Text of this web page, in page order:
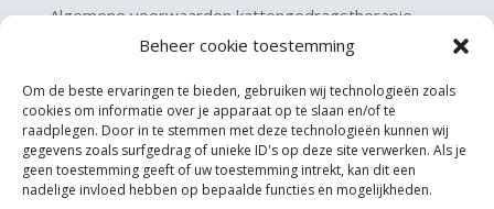
Beheer cookie toestemming
Om de beste ervaringen te bieden, gebruiken wij technologieën zoals
cookies om informatie over je apparaat op te slaan en/of te
raadplegen. Door in te stemmen met deze technologieën kunnen wij
gegevens zoals surfgedrag of unieke ID's op deze site verwerken. Als je
geen toestemming geeft of uw toestemming intrekt, kan dit een
nadelige invloed hebben op bepaalde functies en mogelijkheden.
Algemene voorwaarden kattengedragstherapie
Privacy verklaring
Disclaimer & Copyright